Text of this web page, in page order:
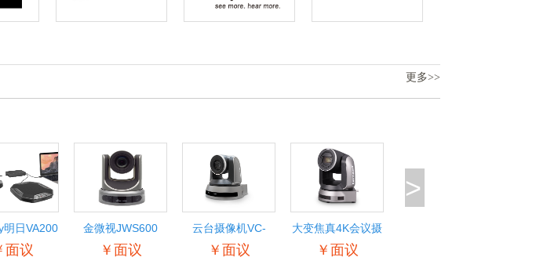
更多>>
明日VA200
会议协同办
会指挥
面议
金微视JWS600
议摄像机
SDI/HDMI/网络会
￥面议
云台摄像机VC-
￥面议
大变焦真4K会议摄
H711K/H717K
￥面议
>